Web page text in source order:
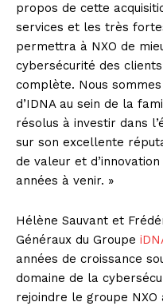
propos de cette
services et les très
permettra à NXO de
cybersécurité des
complète. Nous
d’IDNA au sein de la
résolus à investir dans
sur son excellente
de valeur et
années à venir. »
Hélène Sauvant et
Généraux du Groupe
années de croissance
domaine de la
rejoindre le groupe NXO